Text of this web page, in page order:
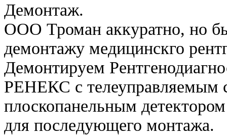
Демонтаж.
ООО Троман аккуратно, но
демонтажу медицинскго
Демонтируем
РЕНЕКС с телеуправляемым
плоскопанельным
для последующего монтажа.